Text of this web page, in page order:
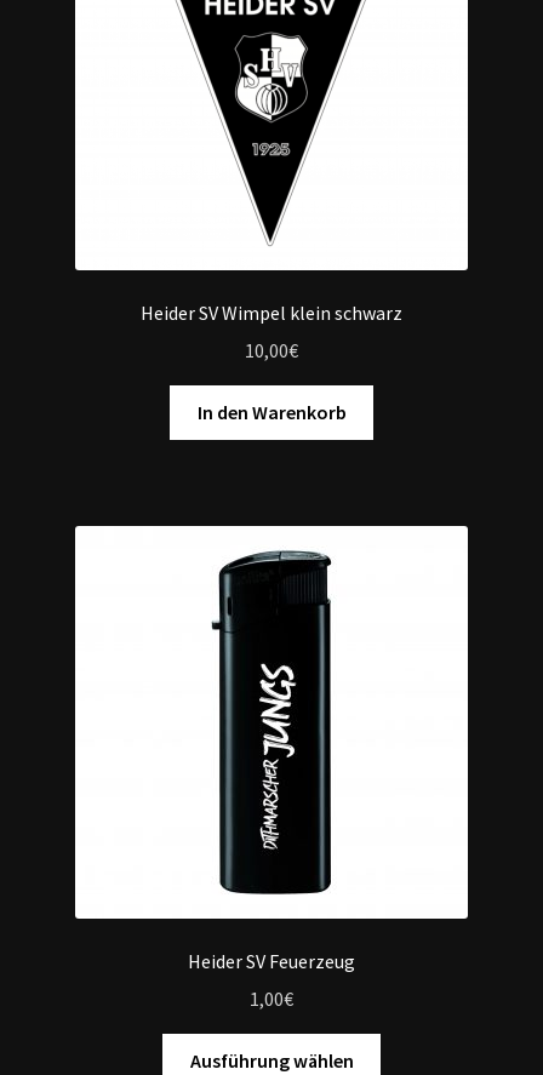
Heider SV Wimpel klein schwarz
10,00€
In den Warenkorb
Heider SV Feuerzeug
1,00€
Ausführung wählen